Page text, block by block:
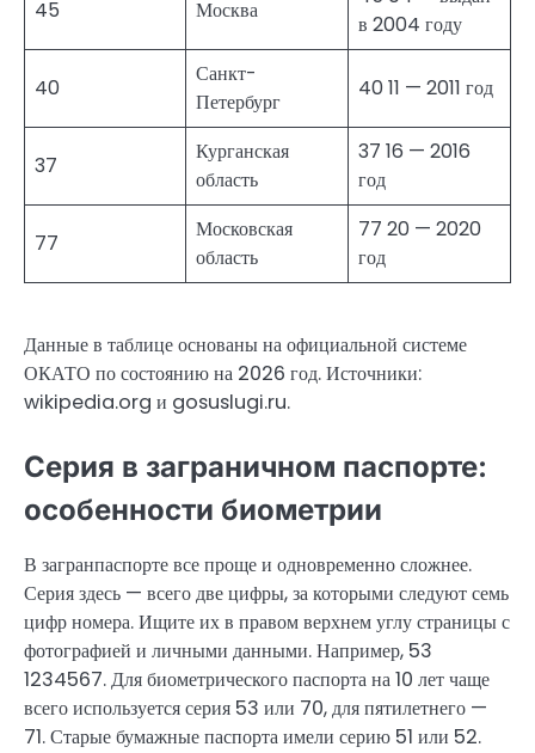
45 Москва
в 2004 году
40
Санкт-
Петербург
40 11 — 2011 год
37
Курганская
область
37 16 — 2016
год
77
Московская
область
77 20 — 2020
год
Данные в таблице основаны на официальной системе
ОКАТО по состоянию на 2026 год. Источники:
wikipedia.org и gosuslugi.ru.
Серия в заграничном паспорте:
особенности биометрии
В загранпаспорте все проще и одновременно сложнее.
Серия здесь — всего две цифры, за которыми следуют семь
цифр номера. Ищите их в правом верхнем углу страницы с
фотографией и личными данными. Например, 53
1234567. Для биометрического паспорта на 10 лет чаще
всего используется серия 53 или 70, для пятилетнего —
71. Старые бумажные паспорта имели серию 51 или 52.